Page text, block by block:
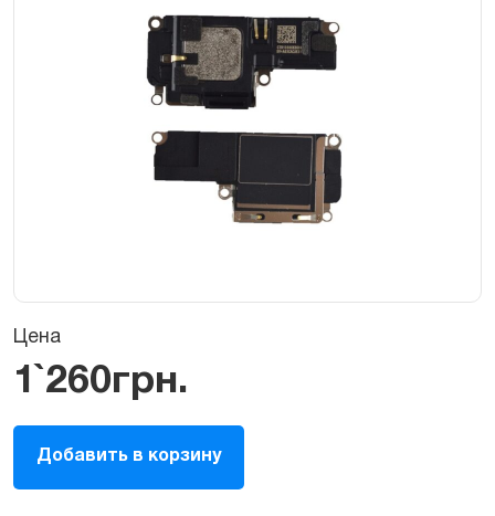
Цена
1`260грн.
Нижний
(полифонический)
динамик
Добавить в корзину